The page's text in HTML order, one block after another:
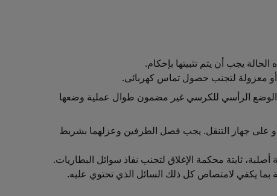
يجب أن يتم تثبيتها بإحكام.
أو معزولة لتجنب حصول تماس كهربائى.
الوضع الرأسي للكرسي غير مضمون طوال عملية وضعها
على جهاز التنقل. يجب فصل الطرفين وعزلهما بشريط
ثابتة محكمة الإغلاق لتجنب نفاذ سوائل البطاريات.
بما يكفي لامتصاص كل ذلك السائل الذي تحتوي عليه.